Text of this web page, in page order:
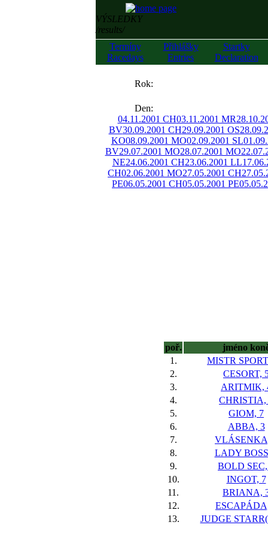
VÝSLEDKY
/results/
Termíny
Racedays
Přihlášky
Entries
Startky
Declaration
Rok:
Den:
04.11.2001 CH03.11.2001 MR
BV30.09.2001 CH29.09.2001 OS
KO08.09.2001 MO02.09.2001 SL
BV29.07.2001 MO28.07.2001 MO
NE24.06.2001 CH23.06.2001 LL
CH02.06.2001 MO27.05.2001 CH
PE06.05.2001 CH05.05.2001 PE
poř.
jméno
1.
MISTR
2.
CESORT,
3.
ARITMIK,
4.
CHRISTIA,
5.
GIOM, 7
6.
ABBA, 3
7.
8.
LADY
9.
BOLD
10.
INGOT, 7
11.
BRIANA,
12.
13.
JUDGE